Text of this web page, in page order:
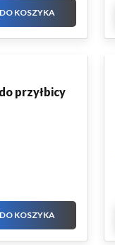
DO KOSZYKA
przyłbicy
DO KOSZYKA